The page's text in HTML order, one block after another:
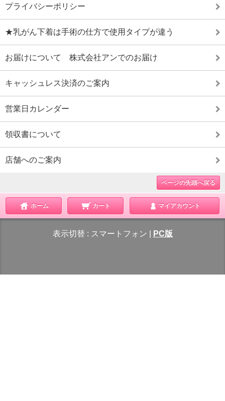
プライバシーポリシー
★乳がん下着は手術の仕方で使用タイプが違う
お届けについて 株式会社アンでのお届け
キャッシュレス決済のご案内
営業日カレンダー
領収書について
店舗へのご案内
ページの先頭へ戻る
ホーム カート マイアカウント
表示切替 : スマートフォン PC版